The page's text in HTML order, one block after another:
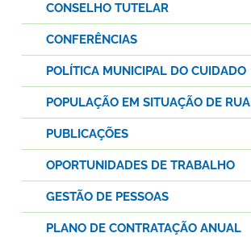
CONSELHO TUTELAR
CONFERÊNCIAS
POLÍTICA MUNICIPAL DO CUIDADO
POPULAÇÃO EM SITUAÇÃO DE RUA
PUBLICAÇÕES
OPORTUNIDADES DE TRABALHO
GESTÃO DE PESSOAS
PLANO DE CONTRATAÇÃO ANUAL